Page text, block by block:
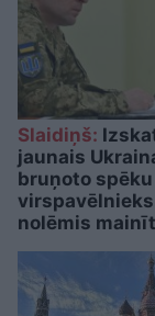
Slaidiņš:
jaunais
bruņoto spēku
nolēmis